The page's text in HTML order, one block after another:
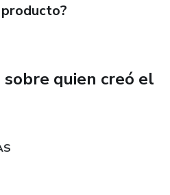
quien creó el